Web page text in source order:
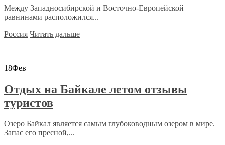
Между Западносибирской и Восточно-Европейской
равнинами расположился...
Россия Читать дальше
18Фев
Отдых на Байкале летом отзывы
туристов
Озеро Байкал является самым глубоководным озером в мире.
Запас его пресной,...